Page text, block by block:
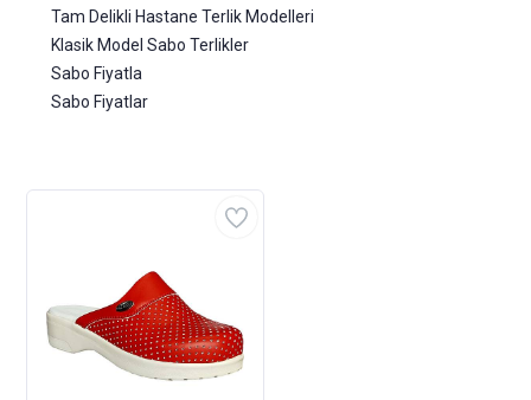
Tam Delikli Hastane Terlik Modelleri
Klasik Model Sabo Terlikler
Sabo Fiyatla
Sabo Fiyatlar